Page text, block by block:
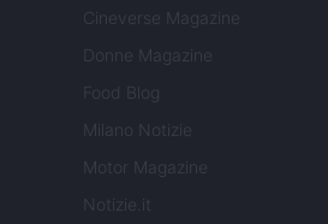
Cineverse Magazine
Donne Magazine
Food Blog
Milano Notizie
Motor Magazine
Notizie.it